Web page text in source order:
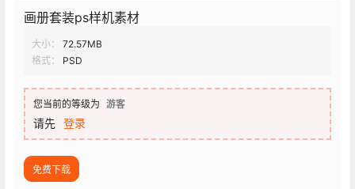
画册套装ps样机素材
大小：
72.57MB
格式：
PSD
您当前的等级为 游客
请先 登录
免费下载